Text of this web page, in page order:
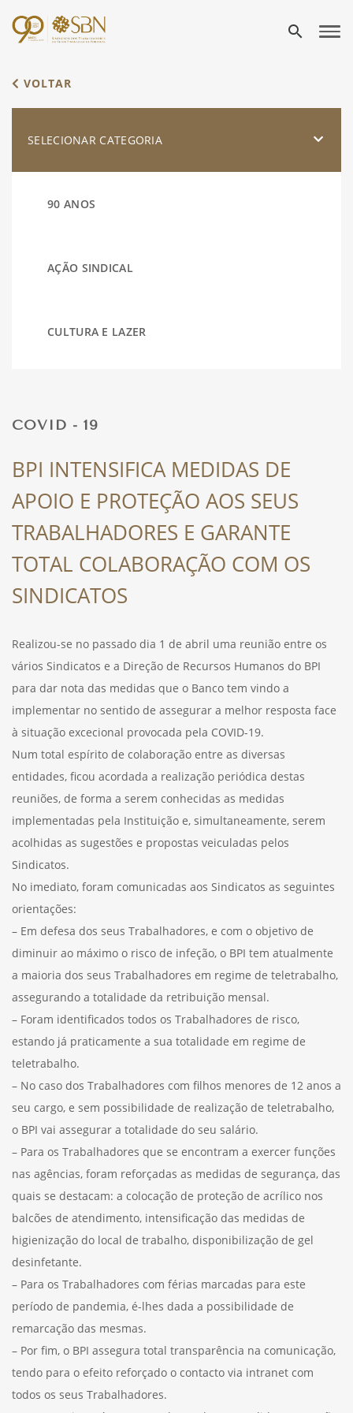
search
VOLTAR
SELECIONAR CATEGORIA
90 ANOS
AÇÃO SINDICAL
CULTURA E LAZER
FÉRIAS
SAÚDE
COVID - 19
BPI INTENSIFICA MEDIDAS DE
APOIO E PROTEÇÃO AOS SEUS
TRABALHADORES E GARANTE
TOTAL COLABORAÇÃO COM OS
SINDICATOS
Realizou-se no passado dia 1 de abril uma reunião entre os
vários Sindicatos e a Direção de Recursos Humanos do BPI
para dar nota das medidas que o Banco tem vindo a
implementar no sentido de assegurar a melhor resposta face
à situação excecional provocada pela COVID-19.
Num total espírito de colaboração entre as diversas
entidades, ficou acordada a realização periódica destas
reuniões, de forma a serem conhecidas as medidas
implementadas pela Instituição e, simultaneamente, serem
acolhidas as sugestões e propostas veiculadas pelos
Sindicatos.
No imediato, foram comunicadas aos Sindicatos as seguintes
orientações:
– Em defesa dos seus Trabalhadores, e com o objetivo de
diminuir ao máximo o risco de infeção, o BPI tem atualmente
a maioria dos seus Trabalhadores em regime de teletrabalho,
assegurando a totalidade da retribuição mensal.
– Foram identificados todos os Trabalhadores de risco,
estando já praticamente a sua totalidade em regime de
teletrabalho.
– No caso dos Trabalhadores com filhos menores de 12 anos a
seu cargo, e sem possibilidade de realização de teletrabalho,
o BPI vai assegurar a totalidade do seu salário.
– Para os Trabalhadores que se encontram a exercer funções
nas agências, foram reforçadas as medidas de segurança, das
quais se destacam: a colocação de proteção de acrílico nos
balcões de atendimento, intensificação das medidas de
higienização do local de trabalho, disponibilização de gel
desinfetante.
– Para os Trabalhadores com férias marcadas para este
período de pandemia, é-lhes dada a possibilidade de
remarcação das mesmas.
– Por fim, o BPI assegura total transparência na comunicação,
tendo para o efeito reforçado o contacto via intranet com
todos os seus Trabalhadores.